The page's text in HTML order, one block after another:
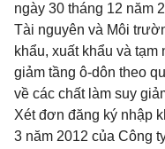
ngày 30 tháng 12 năm
Tài nguyên và Môi
khẩu, xuất khẩu và tạm
giảm tầng ô-dôn theo
về các chất làm suy
Xét đơn đăng ký nhập
3 năm 2012 của Công